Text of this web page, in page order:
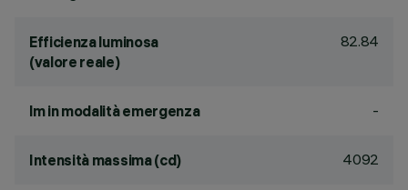
Efficienza luminosa
(valore reale)
82.84
lm in modalità emergenza -
Intensità massima (cd) 4092